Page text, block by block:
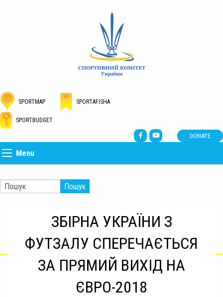
SPORTMAP SPORTAFISHA
SPORTBUDGET
DONATE
Menu
Пошук
ЗБІРНА УКРАЇНИ З
ФУТЗАЛУ СПЕРЕЧАЄТЬСЯ
ЗА ПРЯМИЙ ВИХІД НА
ЄВРО-2018